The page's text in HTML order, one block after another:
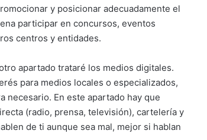
y posicionar adecuadamente el
participar en concursos, eventos
centros y entidades.
apartado trataré los medios digitales.
para medios locales o especializados,
necesario. En este apartado hay que
(radio, prensa, televisión), cartelería y
de ti aunque sea mal, mejor si hablan